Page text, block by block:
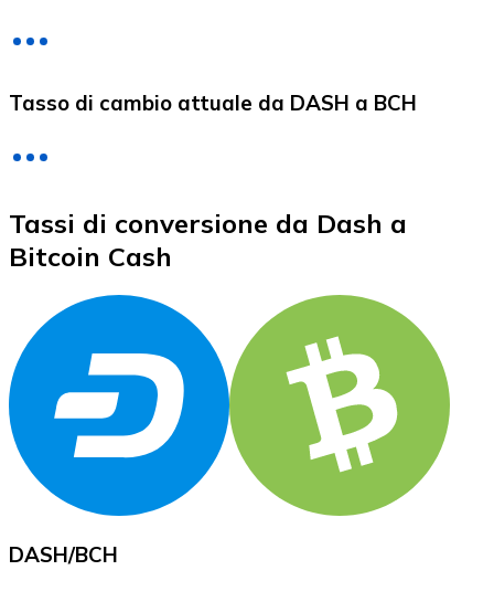
XRP
XRP
Tasso di cambio attuale da DASH a BCH
Tassi di conversione da Dash a
Bitcoin Cash
DASH/BCH